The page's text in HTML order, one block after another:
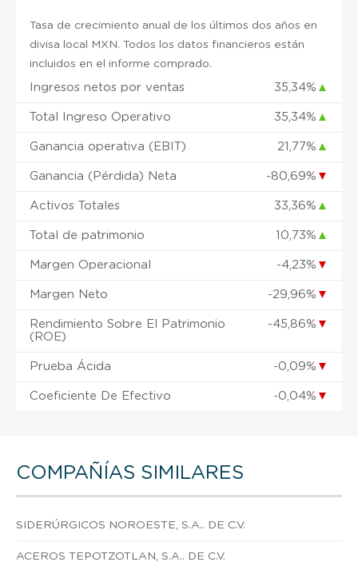
Tasa de crecimiento anual de los últimos dos años en
divisa local MXN. Todos los datos financieros están
incluidos en el informe comprado.
Ingresos netos por ventas 35,34% ▲
Total Ingreso Operativo 35,34% ▲
Ganancia operativa (EBIT) 21,77% ▲
Ganancia (Pérdida) Neta -80,69% ▼
Activos Totales 33,36% ▲
Total de patrimonio 10,73% ▲
Margen Operacional -4,23% ▼
Margen Neto -29,96% ▼
Rendimiento Sobre El Patrimonio
(ROE)
-45,86% ▼
Prueba Ácida -0,09% ▼
Coeficiente De Efectivo -0,04% ▼
COMPAÑÍAS SIMILARES
SIDERÚRGICOS NOROESTE, S.A.. DE C.V.
ACEROS TEPOTZOTLAN, S.A.. DE C.V.